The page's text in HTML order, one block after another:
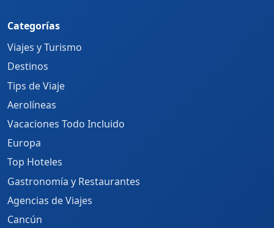
Categorías
Viajes y Turismo
Destinos
Tips de Viaje
Aerolíneas
Vacaciones Todo Incluido
Europa
Top Hoteles
Gastronomía y Restaurantes
Agencias de Viajes
Cancún